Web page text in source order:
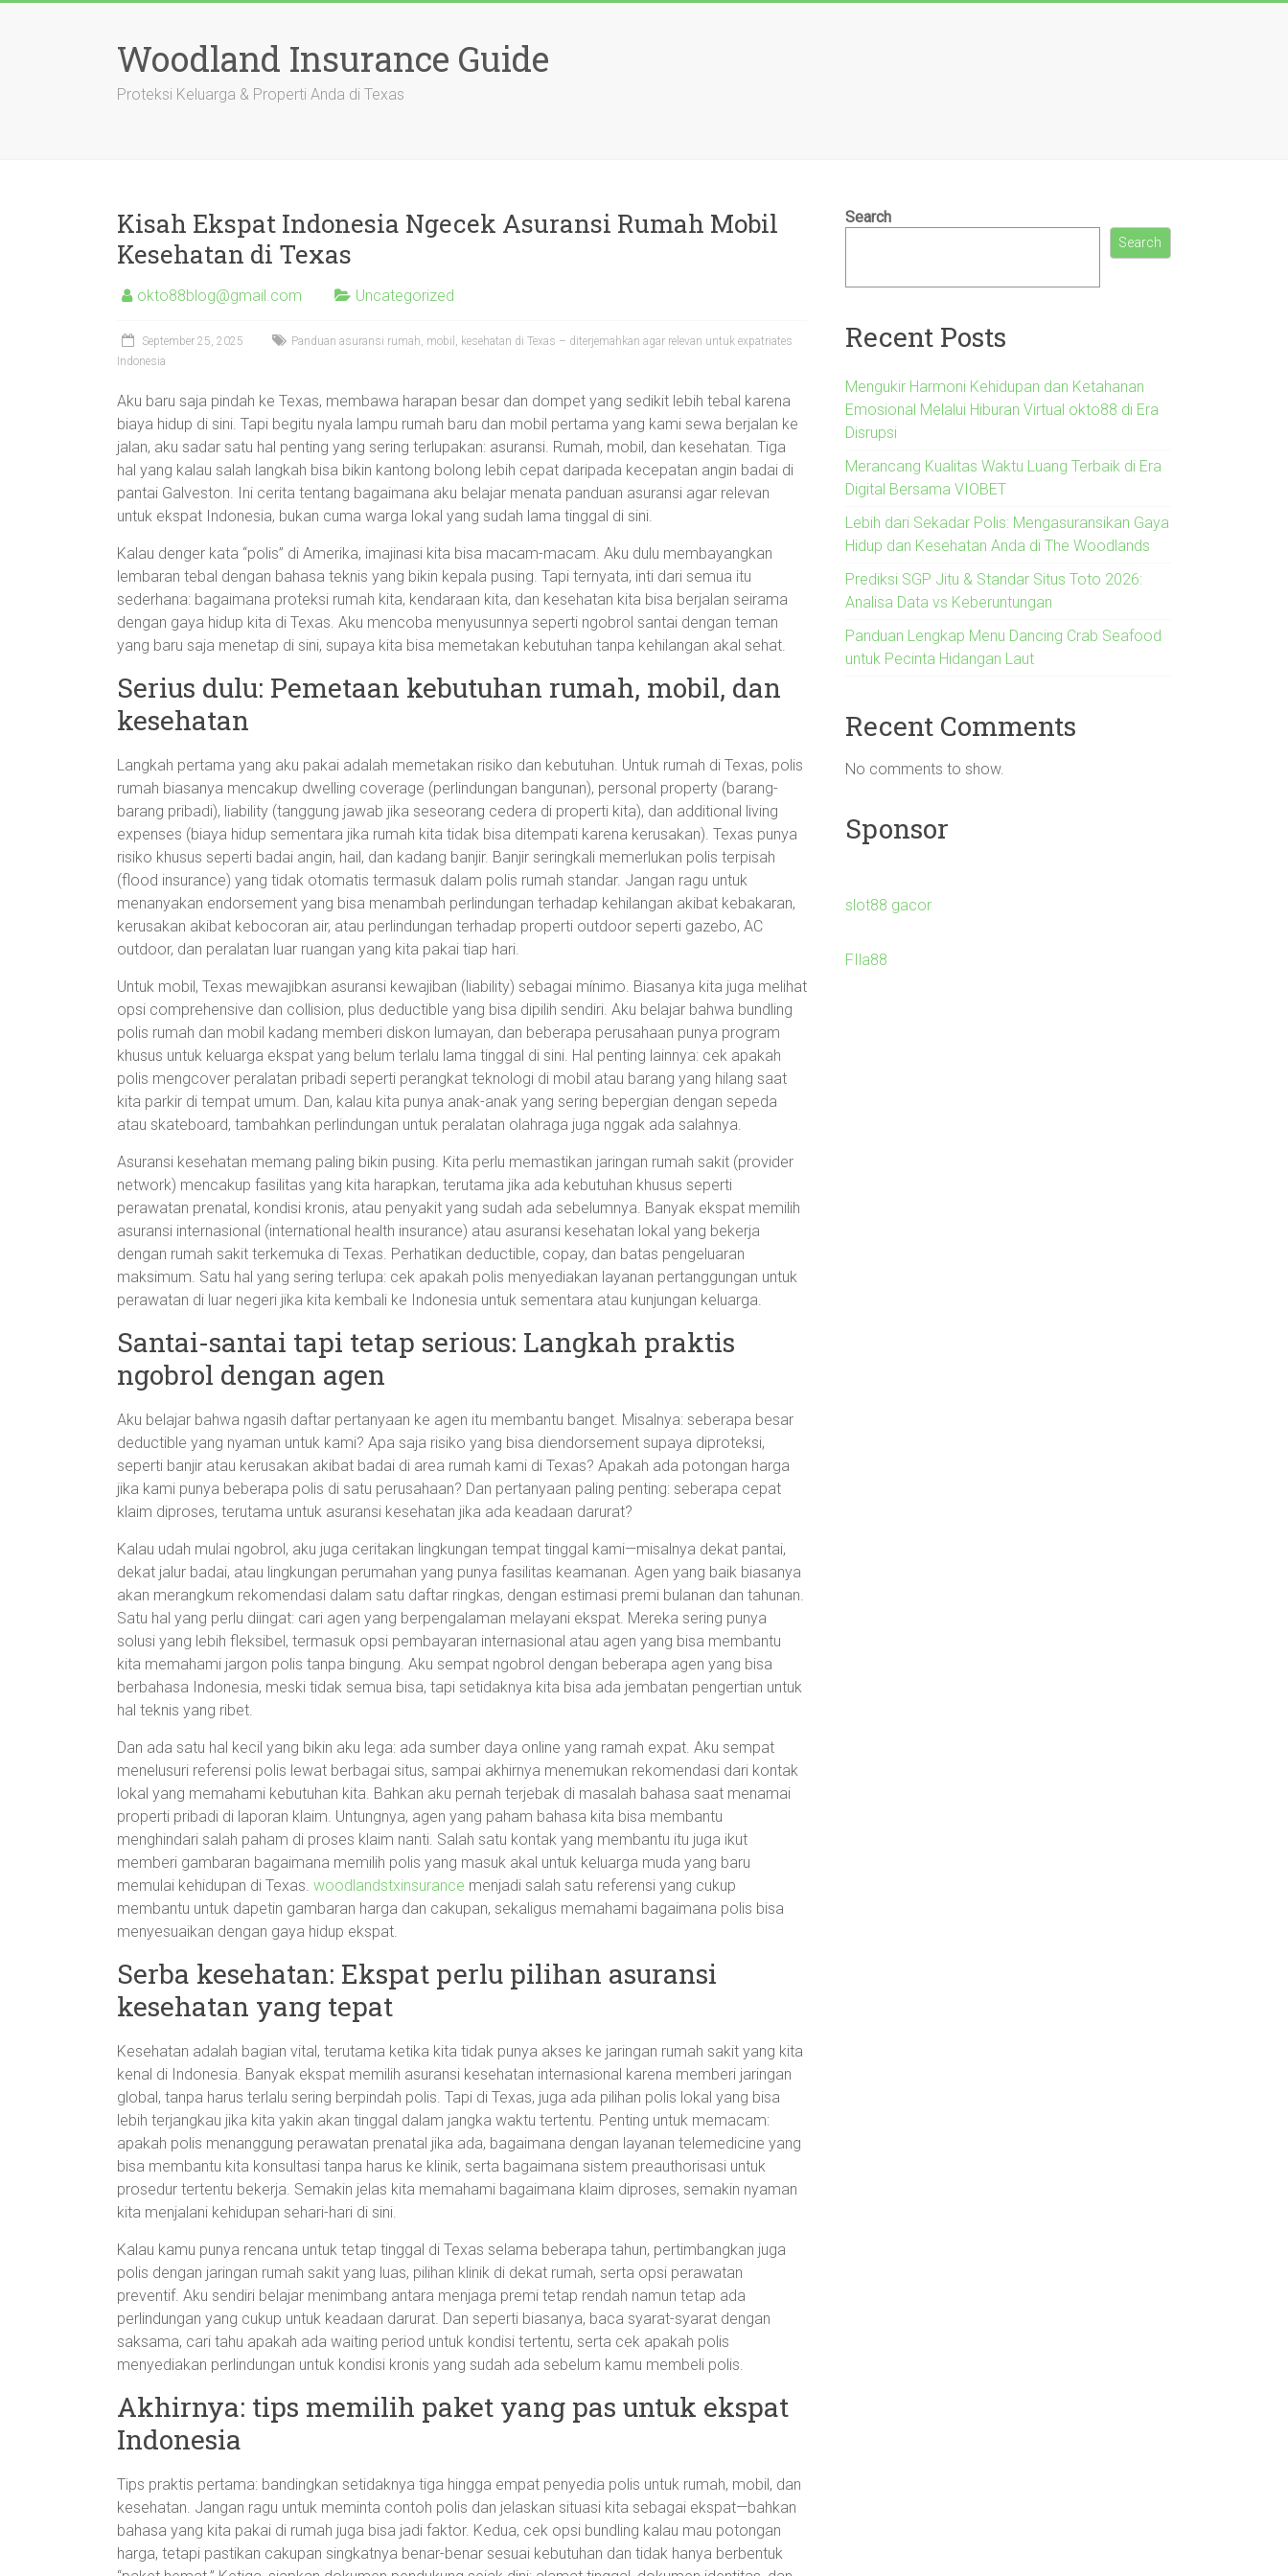
Woodland Insurance Guide
Proteksi Keluarga & Properti Anda di Texas
Kisah Ekspat Indonesia Ngecek Asuransi Rumah Mobil
Kesehatan di Texas
okto88blog@gmail.com Uncategorized
September 25, 2025
Panduan asuransi rumah, mobil, kesehatan di Texas – diterjemahkan agar relevan untuk expatriates
Indonesia
Aku baru saja pindah ke Texas, membawa harapan besar dan dompet yang sedikit lebih tebal karena
biaya hidup di sini. Tapi begitu nyala lampu rumah baru dan mobil pertama yang kami sewa berjalan ke
jalan, aku sadar satu hal penting yang sering terlupakan: asuransi. Rumah, mobil, dan kesehatan. Tiga
hal yang kalau salah langkah bisa bikin kantong bolong lebih cepat daripada kecepatan angin badai di
pantai Galveston. Ini cerita tentang bagaimana aku belajar menata panduan asuransi agar relevan
untuk ekspat Indonesia, bukan cuma warga lokal yang sudah lama tinggal di sini.
Kalau denger kata “polis” di Amerika, imajinasi kita bisa macam-macam. Aku dulu membayangkan
lembaran tebal dengan bahasa teknis yang bikin kepala pusing. Tapi ternyata, inti dari semua itu
sederhana: bagaimana proteksi rumah kita, kendaraan kita, dan kesehatan kita bisa berjalan seirama
dengan gaya hidup kita di Texas. Aku mencoba menyusunnya seperti ngobrol santai dengan teman
yang baru saja menetap di sini, supaya kita bisa memetakan kebutuhan tanpa kehilangan akal sehat.
Serius dulu: Pemetaan kebutuhan rumah, mobil, dan
kesehatan
Langkah pertama yang aku pakai adalah memetakan risiko dan kebutuhan. Untuk rumah di Texas, polis
rumah biasanya mencakup dwelling coverage (perlindungan bangunan), personal property (barang-
barang pribadi), liability (tanggung jawab jika seseorang cedera di properti kita), dan additional living
expenses (biaya hidup sementara jika rumah kita tidak bisa ditempati karena kerusakan). Texas punya
risiko khusus seperti badai angin, hail, dan kadang banjir. Banjir seringkali memerlukan polis terpisah
(flood insurance) yang tidak otomatis termasuk dalam polis rumah standar. Jangan ragu untuk
menanyakan endorsement yang bisa menambah perlindungan terhadap kehilangan akibat kebakaran,
kerusakan akibat kebocoran air, atau perlindungan terhadap properti outdoor seperti gazebo, AC
outdoor, dan peralatan luar ruangan yang kita pakai tiap hari.
Untuk mobil, Texas mewajibkan asuransi kewajiban (liability) sebagai mínimo. Biasanya kita juga melihat
opsi comprehensive dan collision, plus deductible yang bisa dipilih sendiri. Aku belajar bahwa bundling
polis rumah dan mobil kadang memberi diskon lumayan, dan beberapa perusahaan punya program
khusus untuk keluarga ekspat yang belum terlalu lama tinggal di sini. Hal penting lainnya: cek apakah
polis mengcover peralatan pribadi seperti perangkat teknologi di mobil atau barang yang hilang saat
kita parkir di tempat umum. Dan, kalau kita punya anak-anak yang sering bepergian dengan sepeda
atau skateboard, tambahkan perlindungan untuk peralatan olahraga juga nggak ada salahnya.
Asuransi kesehatan memang paling bikin pusing. Kita perlu memastikan jaringan rumah sakit (provider
network) mencakup fasilitas yang kita harapkan, terutama jika ada kebutuhan khusus seperti
perawatan prenatal, kondisi kronis, atau penyakit yang sudah ada sebelumnya. Banyak ekspat memilih
asuransi internasional (international health insurance) atau asuransi kesehatan lokal yang bekerja
dengan rumah sakit terkemuka di Texas. Perhatikan deductible, copay, dan batas pengeluaran
maksimum. Satu hal yang sering terlupa: cek apakah polis menyediakan layanan pertanggungan untuk
perawatan di luar negeri jika kita kembali ke Indonesia untuk sementara atau kunjungan keluarga.
Santai-santai tapi tetap serious: Langkah praktis
ngobrol dengan agen
Aku belajar bahwa ngasih daftar pertanyaan ke agen itu membantu banget. Misalnya: seberapa besar
deductible yang nyaman untuk kami? Apa saja risiko yang bisa diendorsement supaya diproteksi,
seperti banjir atau kerusakan akibat badai di area rumah kami di Texas? Apakah ada potongan harga
jika kami punya beberapa polis di satu perusahaan? Dan pertanyaan paling penting: seberapa cepat
klaim diproses, terutama untuk asuransi kesehatan jika ada keadaan darurat?
Kalau udah mulai ngobrol, aku juga ceritakan lingkungan tempat tinggal kami—misalnya dekat pantai,
dekat jalur badai, atau lingkungan perumahan yang punya fasilitas keamanan. Agen yang baik biasanya
akan merangkum rekomendasi dalam satu daftar ringkas, dengan estimasi premi bulanan dan tahunan.
Satu hal yang perlu diingat: cari agen yang berpengalaman melayani ekspat. Mereka sering punya
solusi yang lebih fleksibel, termasuk opsi pembayaran internasional atau agen yang bisa membantu
kita memahami jargon polis tanpa bingung. Aku sempat ngobrol dengan beberapa agen yang bisa
berbahasa Indonesia, meski tidak semua bisa, tapi setidaknya kita bisa ada jembatan pengertian untuk
hal teknis yang ribet.
Dan ada satu hal kecil yang bikin aku lega: ada sumber daya online yang ramah expat. Aku sempat
menelusuri referensi polis lewat berbagai situs, sampai akhirnya menemukan rekomendasi dari kontak
lokal yang memahami kebutuhan kita. Bahkan aku pernah terjebak di masalah bahasa saat menamai
properti pribadi di laporan klaim. Untungnya, agen yang paham bahasa kita bisa membantu
menghindari salah paham di proses klaim nanti. Salah satu kontak yang membantu itu juga ikut
memberi gambaran bagaimana memilih polis yang masuk akal untuk keluarga muda yang baru
memulai kehidupan di Texas. woodlandstxinsurance menjadi salah satu referensi yang cukup
membantu untuk dapetin gambaran harga dan cakupan, sekaligus memahami bagaimana polis bisa
menyesuaikan dengan gaya hidup ekspat.
Serba kesehatan: Ekspat perlu pilihan asuransi
kesehatan yang tepat
Kesehatan adalah bagian vital, terutama ketika kita tidak punya akses ke jaringan rumah sakit yang kita
kenal di Indonesia. Banyak ekspat memilih asuransi kesehatan internasional karena memberi jaringan
global, tanpa harus terlalu sering berpindah polis. Tapi di Texas, juga ada pilihan polis lokal yang bisa
lebih terjangkau jika kita yakin akan tinggal dalam jangka waktu tertentu. Penting untuk memacam:
apakah polis menanggung perawatan prenatal jika ada, bagaimana dengan layanan telemedicine yang
bisa membantu kita konsultasi tanpa harus ke klinik, serta bagaimana sistem preauthorisasi untuk
prosedur tertentu bekerja. Semakin jelas kita memahami bagaimana klaim diproses, semakin nyaman
kita menjalani kehidupan sehari-hari di sini.
Kalau kamu punya rencana untuk tetap tinggal di Texas selama beberapa tahun, pertimbangkan juga
polis dengan jaringan rumah sakit yang luas, pilihan klinik di dekat rumah, serta opsi perawatan
preventif. Aku sendiri belajar menimbang antara menjaga premi tetap rendah namun tetap ada
perlindungan yang cukup untuk keadaan darurat. Dan seperti biasanya, baca syarat-syarat dengan
saksama, cari tahu apakah ada waiting period untuk kondisi tertentu, serta cek apakah polis
menyediakan perlindungan untuk kondisi kronis yang sudah ada sebelum kamu membeli polis.
Akhirnya: tips memilih paket yang pas untuk ekspat
Indonesia
Tips praktis pertama: bandingkan setidaknya tiga hingga empat penyedia polis untuk rumah, mobil, dan
kesehatan. Jangan ragu untuk meminta contoh polis dan jelaskan situasi kita sebagai ekspat—bahkan
bahasa yang kita pakai di rumah juga bisa jadi faktor. Kedua, cek opsi bundling kalau mau potongan
harga, tetapi pastikan cakupan singkatnya benar-benar sesuai kebutuhan dan tidak hanya berbentuk
Search
Search
Recent Posts
Mengukir Harmoni Kehidupan dan Ketahanan
Emosional Melalui Hiburan Virtual okto88 di Era
Disrupsi
Merancang Kualitas Waktu Luang Terbaik di Era
Digital Bersama VIOBET
Lebih dari Sekadar Polis: Mengasuransikan Gaya
Hidup dan Kesehatan Anda di The Woodlands
Prediksi SGP Jitu & Standar Situs Toto 2026:
Analisa Data vs Keberuntungan
Panduan Lengkap Menu Dancing Crab Seafood
untuk Pecinta Hidangan Laut
Recent Comments
No comments to show.
Sponsor
slot88 gacor
FIla88